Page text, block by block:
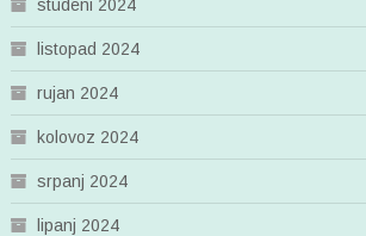
studeni 2024
listopad 2024
rujan 2024
kolovoz 2024
srpanj 2024
lipanj 2024